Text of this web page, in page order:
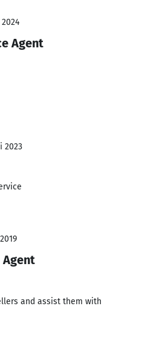
Agent
2023
Agent
and assist them with